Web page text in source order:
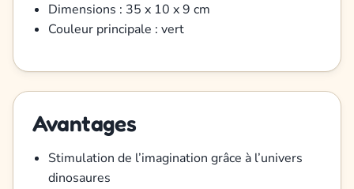
Dimensions : 35 x 10 x 9 cm
Couleur principale : vert
Avantages
Stimulation de l’imagination grâce à l’univers
dinosaures